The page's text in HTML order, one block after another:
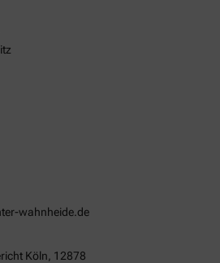
wahnheide.de
Köln 12878